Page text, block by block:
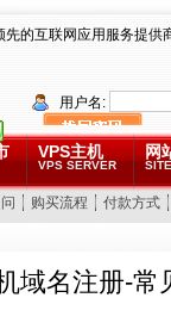
先的互联网应用服务提供
用户名:
VPS主机
VPS SERVER
网
购买流程 付款方式
域名注册-常